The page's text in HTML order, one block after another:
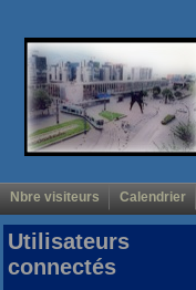
Nbre visiteurs Calendrier
Utilisateurs
connectés